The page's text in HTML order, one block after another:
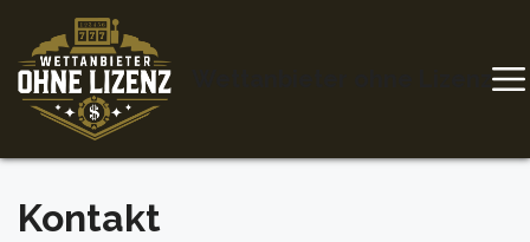
Inhalt
springen
Kontakt